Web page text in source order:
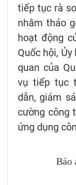
tiếp tục rà
nhằm tháo
hoạt động
Quốc hội,
quan của
vụ tiếp tục
dẫn, giám
cường công
ứng dụng
Báo